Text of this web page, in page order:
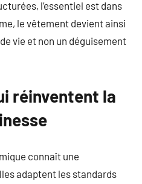
l’essentiel est dans
le vêtement devient ainsi
vie et non un déguisement
réinventent la
connaît une
adaptent les standards